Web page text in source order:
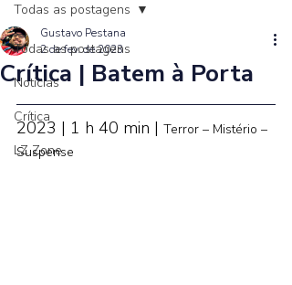
Todas as postagens
Noticias
Crítica
LZ Zone
Todas as postagens
Crítica | Batem à Porta
Gustavo Pestana
2 de fev. de 2023
2023 | 1 h 40 min | Terror – Mistério –
Suspense